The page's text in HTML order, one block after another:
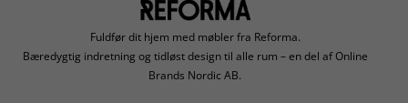
Fuldfør dit hjem med møbler fra Reforma.
Bæredygtig indretning og tidløst design til alle rum – en del af Online
Brands Nordic AB.